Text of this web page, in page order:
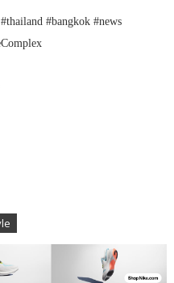
#bangkok #news